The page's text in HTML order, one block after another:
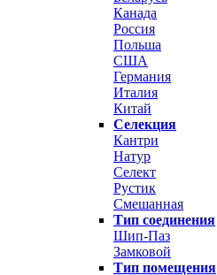
Канада
Россия
Польша
США
Германия
Италия
Китай
Селекция
Кантри
Натур
Селект
Рустик
Смешанная
Тип соединения
Шип-Паз
Замковой
Тип помещения